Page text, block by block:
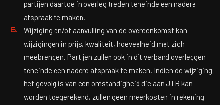
partijen daartoe in overleg treden teneinde een nadere
afspraak te maken.
Wijziging en/of aanvulling van de overeenkomst kan
wijzigingen in prijs, kwaliteit, hoeveelheid met zich
meebrengen. Partijen zullen ook in dit verband overleggen
teneinde een nadere afspraak te maken. Indien de wijziging
het gevolg is van een omstandigheid die aan JTB kan
worden toegerekend, zullen geen meerkosten in rekening